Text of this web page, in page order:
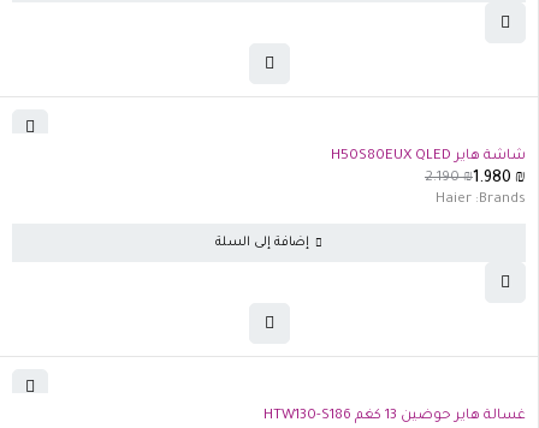
-10%
شاشة هاير H50S80EUX QLED
2.190₪1.980 ₪
Brands:
Haier
إضافة إلى السلة
غسالة هاير حوضين 13 كغم HTW130-S186